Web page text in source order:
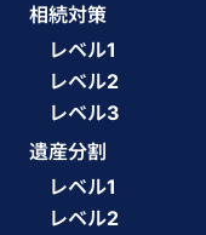
相続対策
レベル1
レベル2
レベル3
遺産分割
レベル1
レベル2